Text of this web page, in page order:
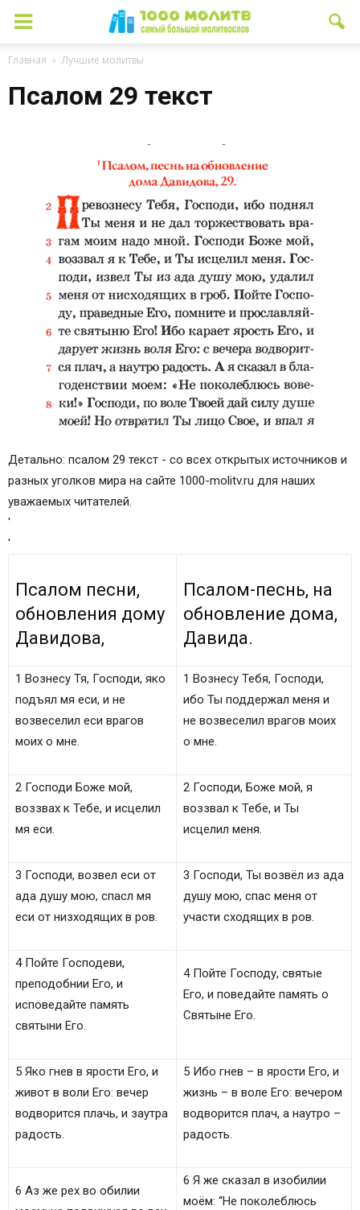
Главная Лучшие молитвы
Псалом 29 текст
Детально: псалом 29 текст - со всех открытых источников и
разных уголков мира на сайте 1000-molitv.ru для наших
уважаемых читателей.
'
'
Псалом песни,
обновления дому
Давидова,
Псалом-песнь, на
обновление дома,
Давида.
1 Вознесу Тя, Господи, яко
подъял мя еси, и не
возвеселил еси врагов
моих о мне.
1 Вознесу Тебя, Господи,
ибо Ты поддержал меня и
не возвеселил врагов моих
о мне.
2 Господи Боже мой,
воззвах к Тебе, и исцелил
мя еси.
2 Господи, Боже мой, я
воззвал к Тебе, и Ты
исцелил меня.
3 Господи, возвел еси от
ада душу мою, спасл мя
еси от низходящих в ров.
3 Господи, Ты возвёл из ада
душу мою, спас меня от
участи сходящих в ров.
4 Пойте Господеви,
преподобнии Его, и
исповедайте память
святыни Его.
4 Пойте Господу, святые
Его, и поведайте память о
Святыне Его.
5 Яко гнев в ярости Его, и
живот в воли Его: вечер
водворится плачь, и заутра
радость.
5 Ибо гнев – в ярости Его, и
жизнь – в воле Его: вечером
водворится плач, а наутро –
радость.
6 Аз же рех во обилии
6 Я же сказал в изобилии
моём: “Не поколеблюсь